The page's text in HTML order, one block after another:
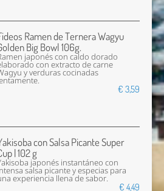
Ramen de Ternera Wagyu
Big Bowl 106g.
japonés con caldo dorado
con extracto de carne
y verduras cocinadas
€ 3,59
con Salsa Picante Super
| 102 g
japonés instantáneo con
salsa picante y especias para
experiencia llena de sabor.
€ 4,49